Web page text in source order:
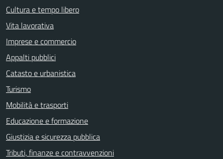
Cultura e tempo libero
Vita lavorativa
Imprese e commercio
Appalti pubblici
Catasto e urbanistica
Turismo
Mobilità e trasporti
Educazione e formazione
Giustizia e sicurezza pubblica
Tributi, finanze e contravvenzioni